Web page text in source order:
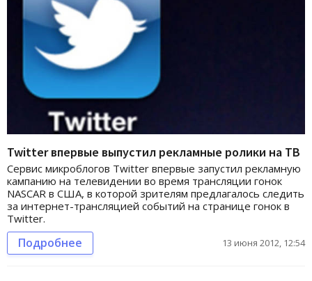
Twitter впервые выпустил рекламные ролики на ТВ
Сервис микроблогов Twitter впервые запустил рекламную
кампанию на телевидении во время трансляции гонок
NASCAR в США, в которой зрителям предлагалось следить
за интернет-трансляцией событий на странице гонок в
Twitter.
Подробнее 13 июня 2012, 12:54